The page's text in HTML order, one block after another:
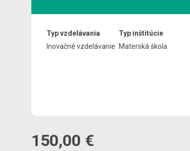
Typ vzdelávania
Inovačné vzdelávanie
Typ inštitúcie
Materská škola
150,00 €